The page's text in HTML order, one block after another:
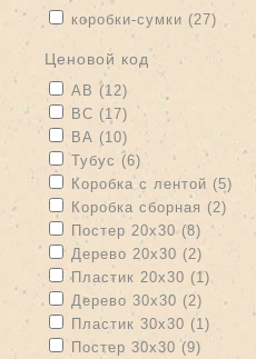
Apply коробки-сумки filter
коробки-сумки (27)
Ценовой код
Apply АВ filter
АВ (12)
Apply ВС filter
ВС (17) Apply ВС filter
Apply ВА filter
ВА (10)
Apply Тубус filter
Тубус (6) Apply Тубус
Apply Коробка с лентой
Коробка с лентой (5)
Apply Коробка сборная filter
Коробка сборная (2)
Apply Постер 20х30 filter
Постер 20х30 (8) Apply
Apply Дерево 20х30 filter
Дерево 20х30 (2) Apply
Apply Пластик 20х30 filter
Пластик 20х30 (1)
Apply Дерево 30х30 filter
Дерево 30х30 (2) Apply
Apply Пластик 30х30 filter
Пластик 30х30 (1)
Apply Постер 30х30 filter
Постер 30х30 (9) Apply